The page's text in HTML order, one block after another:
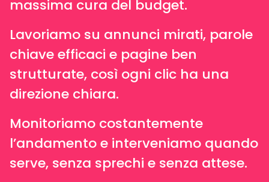
massima cura del budget.
Lavoriamo su annunci mirati, parole
chiave efficaci e pagine ben
strutturate, così ogni clic ha una
direzione chiara.
Monitoriamo costantemente
l’andamento e interveniamo quando
serve, senza sprechi e senza attese.